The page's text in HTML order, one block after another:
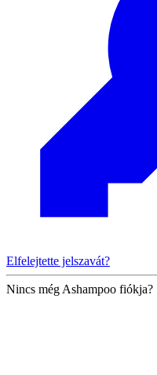
Elfelejtette jelszavát?
Nincs még Ashampoo fiókja?